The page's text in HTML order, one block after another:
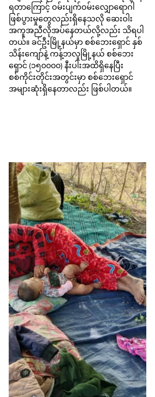
ရတာကြောင့် ဝမ်းပျက်ဝမ်းလျှောရောဂါ
ဖြစ်ပွားမှုတွေလည်းရှိနေသလို ဆေးဝါး
အကူအညီလိုအပ်နေတယ်လို့လည်း သိရပါ
တယ်။ ခင်ဦးမြို့နယ်မှာ စစ်ဘေးရှောင် နှစ်
သိန်းကျော်နဲ့ ကန့်ဘလူမြို့နယ် စစ်ဘေး
ရှောင် (၁၅၀၀၀၀) နီးပါးအထိရှိနေပြီး
စစ်ကိုင်းတိုင်းအတွင်းမှာ စစ်ဘေးရှောင်
အများဆုံးရှိနေတာလည်း ဖြစ်ပါတယ်။